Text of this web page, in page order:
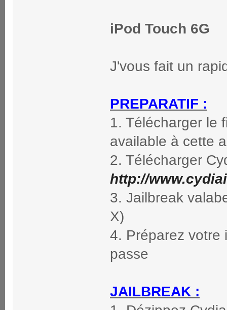
iPod Touch 6G
J'vous fait un
PREPARATIF :
1. Télécharger le
available à cette
2. Télécharger
http://
3. Jailbreak
X)
4. Préparez votre
passe
JAILBREAK :